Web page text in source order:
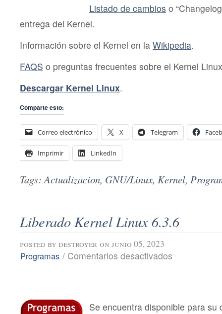
Listado de cambios o
entrega del Kernel.
Información sobre el Kernel en la Wikipedia.
FAQS o preguntas frecuentes sobre el Kernel
Descargar Kernel Linux.
Comparte esto:
Correo electrónico X Telegram
Imprimir LinkedIn
Tags:Actualizacion, GNU/Linux, Kernel,
Liberado Kernel Linux 6.3.6
posted by destroyer on junio 05, 2023
Programas / Comentarios desactivados
Se encuentra disponible para su